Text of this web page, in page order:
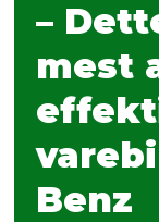
–
mest
Benz